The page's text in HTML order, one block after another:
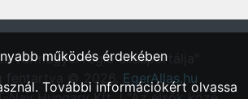
vármegyei régió állásportálja"
fentartva © 2026. EgerAllas.hu
működés érdekében
További információkért olvassa